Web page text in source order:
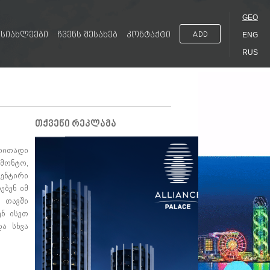
სიახლეები ჩვენს შესახებ კონტაქტი ADD
GEO
ENG
RUS
იმ
ისეთ
სხვა
თქვენი რეკლამა